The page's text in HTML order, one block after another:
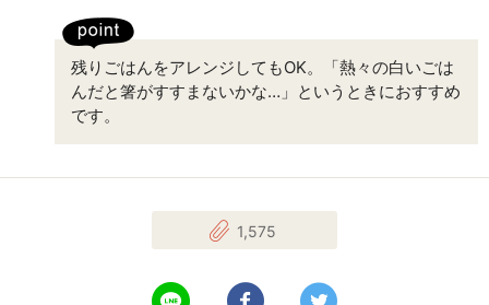
残りごはんをアレンジしてもOK。「熱々の白いごは
んだと箸がすすまないかな…」というときにおすすめ
です。
1,575
LINEで送る Facebookでシェアする